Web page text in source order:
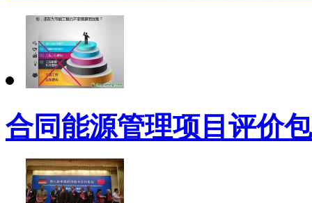
合同能源管理项目评价